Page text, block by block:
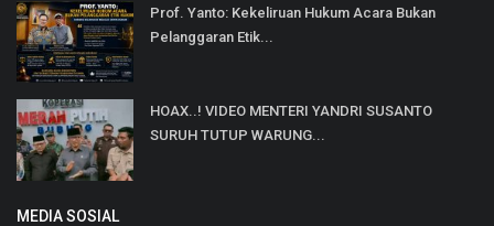
Prof. Yanto: Kekeliruan Hukum Acara Bukan
Pelanggaran Etik...
HOAX..! VIDEO MENTERI YANDRI SUSANTO
SURUH TUTUP WARUNG...
MEDIA SOSIAL